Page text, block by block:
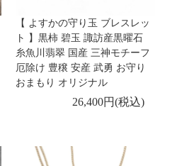
【 よすかの守り玉 ブレスレッ
ト 】黒柿 碧玉 諏訪産黒曜石
糸魚川翡翠 国産 三神モチーフ
厄除け 豊穣 安産 武勇 お守り
おまもり オリジナル
26,400円(税込)